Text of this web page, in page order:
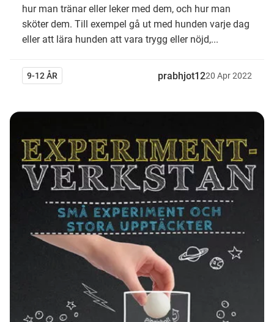
hur man tränar eller leker med dem, och hur man
sköter dem. Till exempel gå ut med hunden varje dag
eller att lära hunden att vara trygg eller nöjd,...
9-12 ÅR prabhjot1220 Apr2022